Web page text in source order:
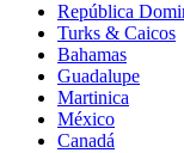
República
Turks & Caicos
Bahamas
Guadalupe
Martinica
México
Canadá